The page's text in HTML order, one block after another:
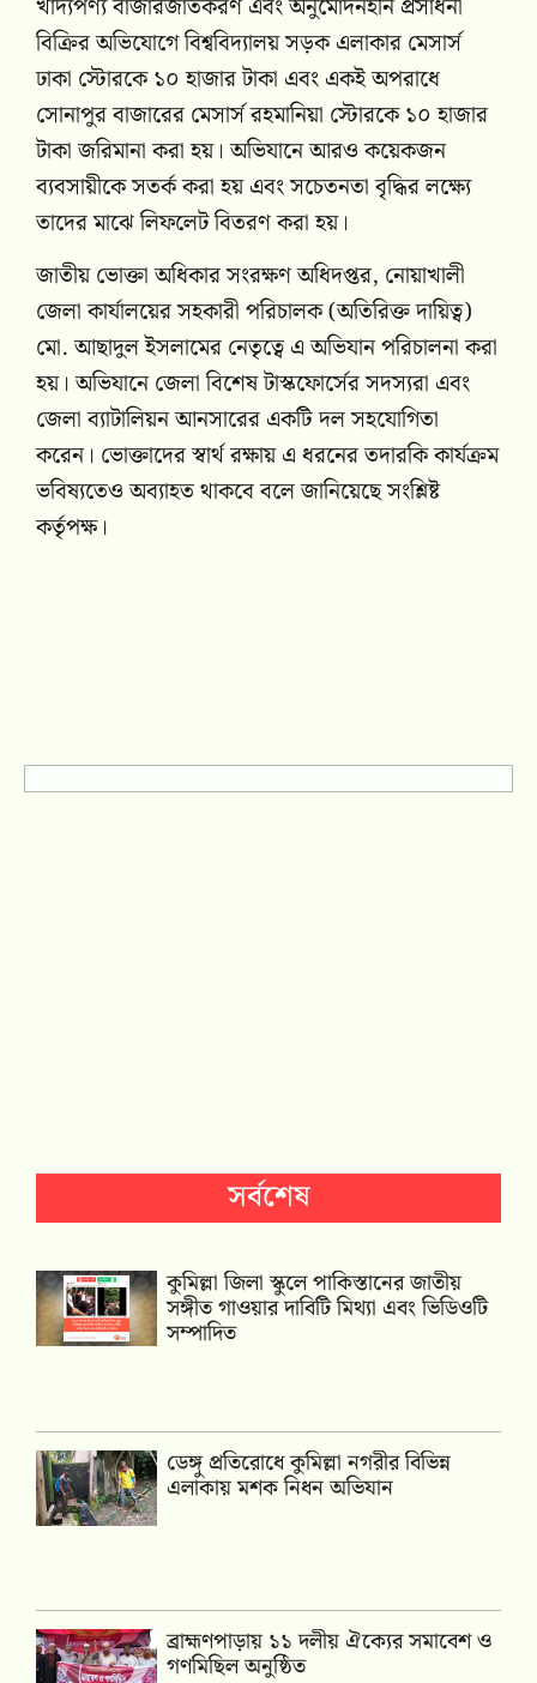
বিক্রির অভিযোগে বিশ্ববিদ্যালয় সড়ক এলাকার মেসার্স
ঢাকা স্টোরকে ১০ হাজার টাকা এবং একই অপরাধে
সোনাপুর বাজারের মেসার্স রহমানিয়া স্টোরকে ১০ হাজার
টাকা জরিমানা করা হয়। অভিযানে আরও কয়েকজন
ব্যবসায়ীকে সতর্ক করা হয় এবং সচেতনতা বৃদ্ধির লক্ষ্যে
তাদের মাঝে লিফলেট বিতরণ করা হয়।
জাতীয় ভোক্তা অধিকার সংরক্ষণ অধিদপ্তর, নোয়াখালী
জেলা কার্যালয়ের সহকারী পরিচালক (অতিরিক্ত দায়িত্ব)
মো. আছাদুল ইসলামের নেতৃত্বে এ অভিযান পরিচালনা করা
হয়। অভিযানে জেলা বিশেষ টাস্কফোর্সের সদস্যরা এবং
জেলা ব্যাটালিয়ন আনসারের একটি দল সহযোগিতা
করেন। ভোক্তাদের স্বার্থ রক্ষায় এ ধরনের তদারকি কার্যক্রম
ভবিষ্যতেও অব্যাহত থাকবে বলে জানিয়েছে সংশ্লিষ্ট
কর্তৃপক্ষ।
সর্বশেষ
কুমিল্লা জিলা স্কুলে পাকিস্তানের জাতীয়
সঙ্গীত গাওয়ার দাবিটি মিথ্যা এবং ভিডিওটি
সম্পাদিত
ডেঙ্গু প্রতিরোধে কুমিল্লা নগরীর বিভিন্ন
এলাকায় মশক নিধন অভিযান
‎ব্রাহ্মণপাড়ায় ১১ দলীয় ঐক্যের সমাবেশ ও
গণমিছিল অনুষ্ঠিত